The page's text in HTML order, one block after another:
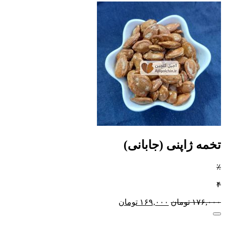
تخمه ژاپنی (جابانی)
٪
۴
۱۷۶,۰۰۰ تومان ۱۶۹,۰۰۰ تومان